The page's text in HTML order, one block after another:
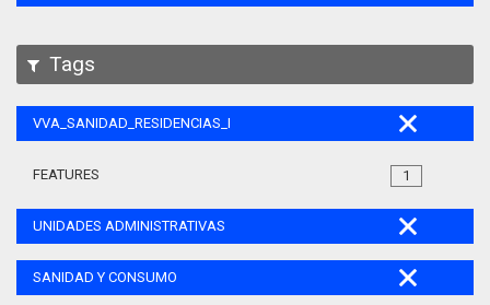
Tags
VVA_SANIDAD_RESIDENCIAS_MAYORES_105
1
FEATURES
UNIDADES ADMINISTRATIVAS
SANIDAD Y CONSUMO